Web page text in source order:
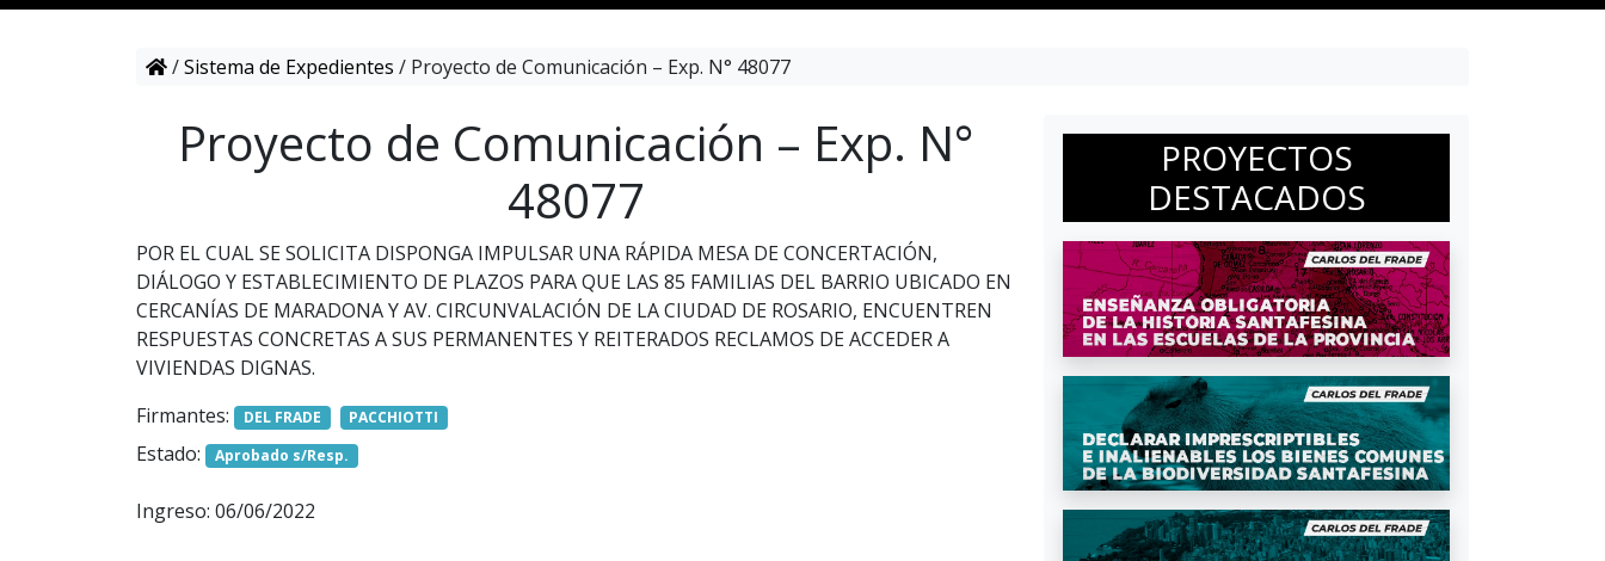
/Sistema de Expedientes / Proyecto de Comunicación – Exp. N° 48077
Proyecto de Comunicación – Exp. N°
48077
POR EL CUAL SE SOLICITA DISPONGA IMPULSAR UNA RÁPIDA MESA DE CONCERTACIÓN,
DIÁLOGO Y ESTABLECIMIENTO DE PLAZOS PARA QUE LAS 85 FAMILIAS DEL BARRIO UBICADO EN
CERCANÍAS DE MARADONA Y AV. CIRCUNVALACIÓN DE LA CIUDAD DE ROSARIO, ENCUENTREN
RESPUESTAS CONCRETAS A SUS PERMANENTES Y REITERADOS RECLAMOS DE ACCEDER A
VIVIENDAS DIGNAS.
Firmantes:
DEL FRADE PACCHIOTTI
Estado: Aprobado s/Resp.
Ingreso: 06/06/2022
PROYECTOS
DESTACADOS